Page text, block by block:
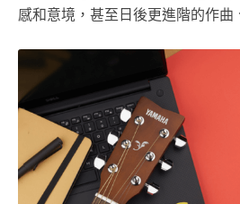
感和意境，甚至日後更進階的作曲